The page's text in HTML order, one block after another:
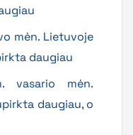
mėn. Lietuvoje
daugiau
vasario mėn.
daugiau, o